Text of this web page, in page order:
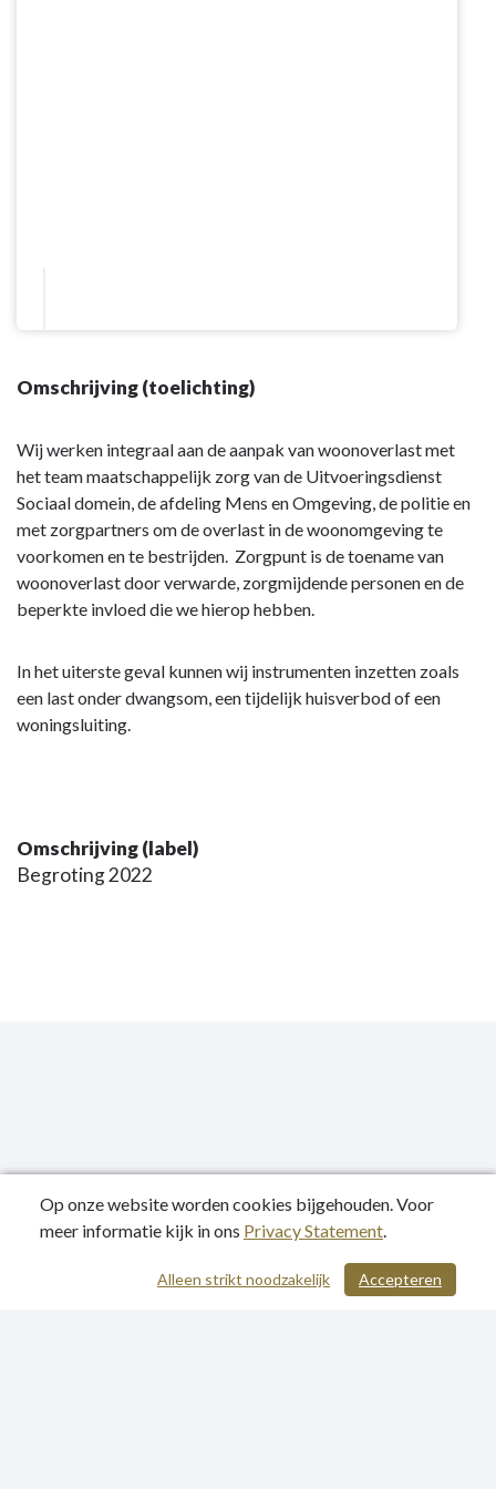
Omschrijving (toelichting)
Wij werken integraal aan de aanpak van woonoverlast met
het team maatschappelijk zorg van de Uitvoeringsdienst
Sociaal domein, de afdeling Mens en Omgeving, de politie en
met zorgpartners om deoverlast in de woonomgeving te
voorkomen en te bestrijden. Zorgpunt is de toename van
woonoverlast door verwarde, zorgmijdende personen en de
beperkte invloed die we hierop hebben.
In het uiterste geval kunnen wij instrumenten inzetten zoals
een last onder dwangsom, een tijdelijk huisverbod of een
woningsluiting.
Omschrijving (label)
Begroting 2022
/ 467
Publicatiedatum: 06-10-2021
Op onze website worden cookies bijgehouden. Voor
meer informatie kijk in ons Privacy Statement.
Accepteren
Alleen strikt noodzakelijk